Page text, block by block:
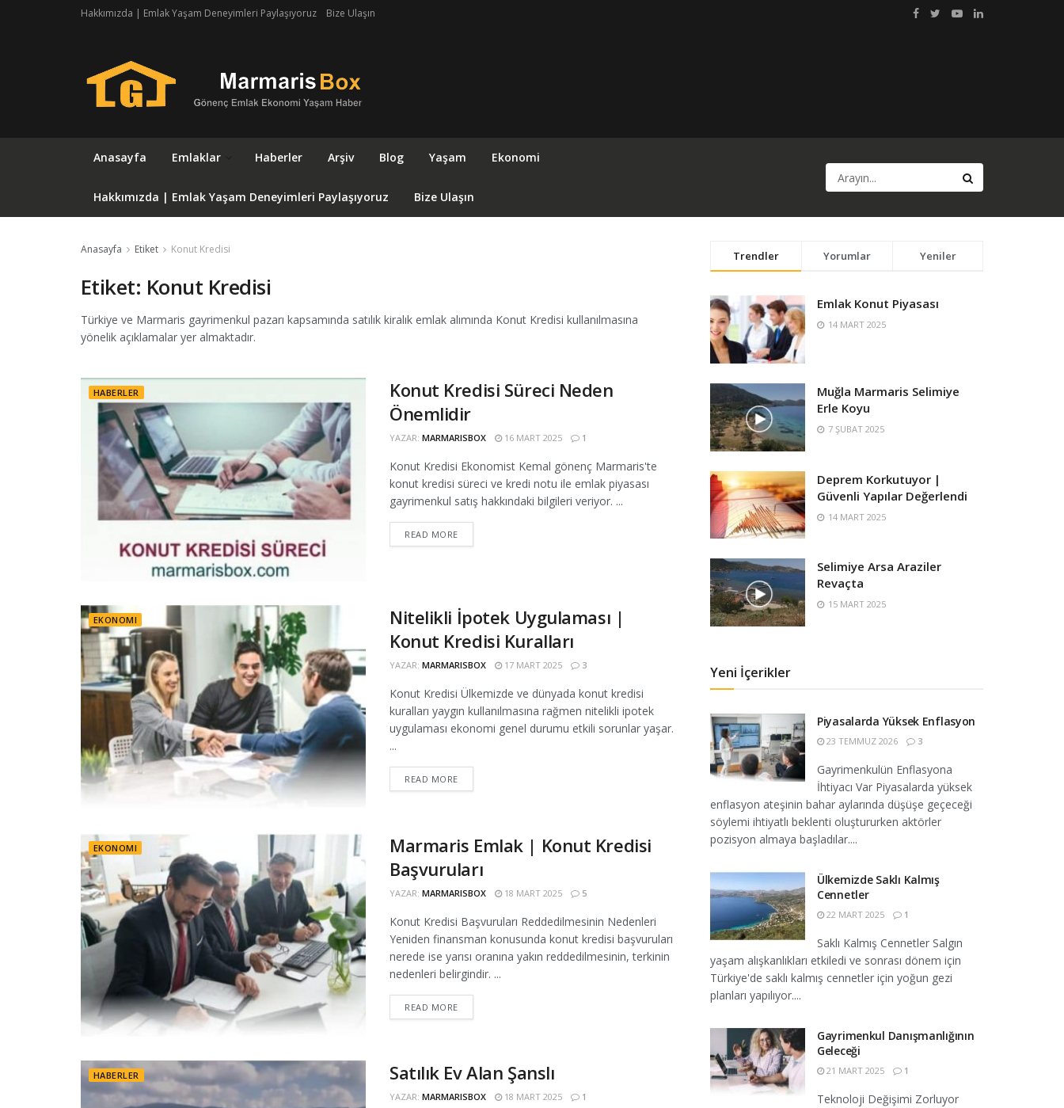
Hakkımızda | Emlak Yaşam Deneyimleri Paylaşıyoruz Bize Ulaşın
Anasayfa Emlaklar Haberler Arşiv Blog Yaşam Ekonomi
Hakkımızda | Emlak Yaşam Deneyimleri Paylaşıyoruz Bize Ulaşın
Anasayfa Etiket Konut Kredisi
Etiket: Konut Kredisi
Türkiye ve Marmaris gayrimenkul pazarı kapsamında satılık kiralık emlak alımında Konut Kredisi kullanılmasına
yönelik açıklamalar yer almaktadır.
HABERLER
Konut Kredisi Süreci Neden
Önemlidir
YAZAR: MARMARISBOX 16 MART 2025 1
Konut Kredisi Ekonomist Kemal gönenç Marmaris'te
konut kredisi süreci ve kredi notu ile emlak piyasası
gayrimenkul satış hakkındaki bilgileri veriyor. ...
READ MORE
EKONOMI
Nitelikli İpotek Uygulaması |
Konut Kredisi Kuralları
YAZAR: MARMARISBOX 17 MART 2025 3
Konut Kredisi Ülkemizde ve dünyada konut kredisi
kuralları yaygın kullanılmasına rağmen nitelikli ipotek
uygulaması ekonomi genel durumu etkili sorunlar yaşar.
...
READ MORE
EKONOMI
Marmaris Emlak | Konut Kredisi
Başvuruları
YAZAR: MARMARISBOX 18 MART 2025 5
Konut Kredisi Başvuruları Reddedilmesinin Nedenleri
Yeniden finansman konusunda konut kredisi başvuruları
nerede ise yarısı oranına yakın reddedilmesinin, terkinin
nedenleri belirgindir. ...
READ MORE
HABERLER Satılık Ev Alan Şanslı
YAZAR: MARMARISBOX 18 MART 2025 1
Trendler Yorumlar Yeniler
Emlak Konut Piyasası
14 MART 2025
Muğla Marmaris Selimiye
Erle Koyu
7 ŞUBAT 2025
Deprem Korkutuyor |
Güvenli Yapılar Değerlendi
14 MART 2025
Selimiye Arsa Araziler
Revaçta
15 MART 2025
Yeni İçerikler
Piyasalarda Yüksek Enflasyon
23 TEMMUZ 2026 3
Gayrimenkulün Enflasyona
İhtiyacı Var Piyasalarda yüksek
enflasyon ateşinin bahar aylarında düşüşe geçeceği
söylemi ihtiyatlı beklenti oluştururken aktörler
pozisyon almaya başladılar....
Ülkemizde Saklı Kalmış
Cennetler
22 MART 2025 1
Saklı Kalmış Cennetler Salgın
yaşam alışkanlıkları etkiledi ve sonrası dönem için
Türkiye'de saklı kalmış cennetler için yoğun gezi
planları yapılıyor....
Gayrimenkul Danışmanlığının
Geleceği
21 MART 2025 1
Teknoloji Değişimi Zorluyor